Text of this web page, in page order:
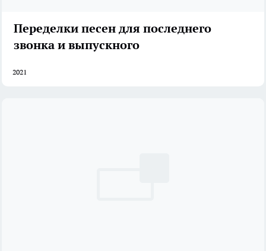
Переделки песен для последнего
звонка и выпускного
2021